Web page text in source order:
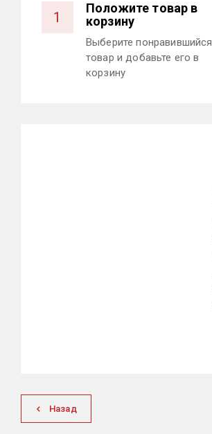
1
Положите товар в
корзину
Выберите понравившийся
товар и добавьте его в
корзину
Назад